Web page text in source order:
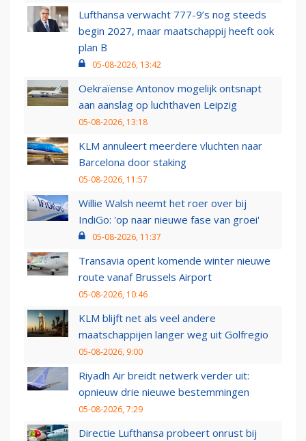
Lufthansa verwacht 777-9’s nog steeds
begin 2027, maar maatschappij heeft ook
plan B
05-08-2026, 13:42
Oekraïense Antonov mogelijk ontsnapt
aan aanslag op luchthaven Leipzig
05-08-2026, 13:18
KLM annuleert meerdere vluchten naar
Barcelona door staking
05-08-2026, 11:57
Willie Walsh neemt het roer over bij
IndiGo: 'op naar nieuwe fase van groei'
05-08-2026, 11:37
Transavia opent komende winter nieuwe
route vanaf Brussels Airport
05-08-2026, 10:46
KLM blijft net als veel andere
maatschappijen langer weg uit Golfregio
05-08-2026, 9:00
Riyadh Air breidt netwerk verder uit:
opnieuw drie nieuwe bestemmingen
05-08-2026, 7:29
Directie Lufthansa probeert onrust bij